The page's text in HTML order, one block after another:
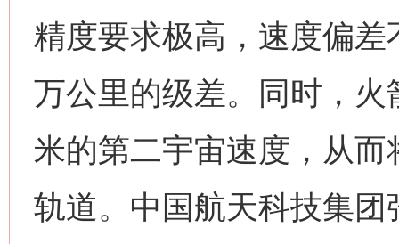
精度要求极高，速度偏
万公里的级差。同时，
米的第二宇宙速度，从
轨道。中国航天科技集团